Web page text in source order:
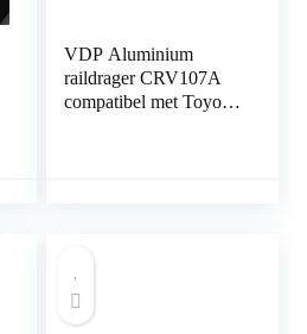
VDP Aluminium
raildrager CRV107A
compatibel met Toyota